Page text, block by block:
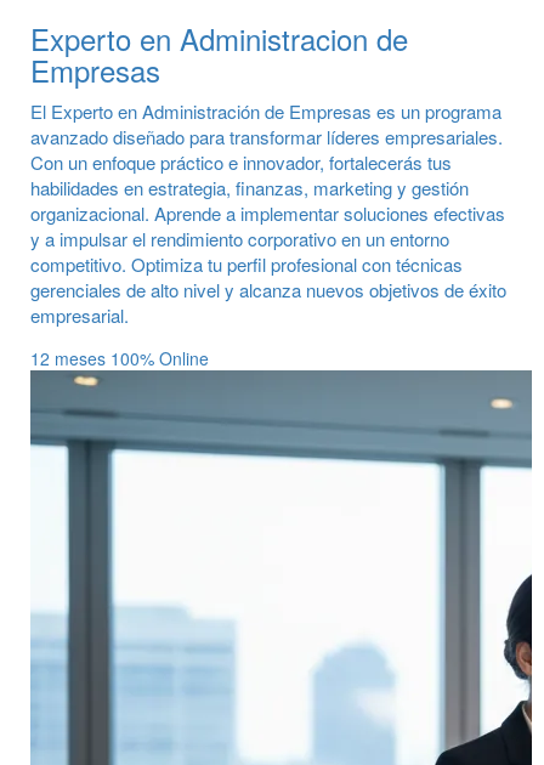
Experto en Administracion de
Empresas
El Experto en Administración de Empresas es un programa
avanzado diseñado para transformar líderes empresariales.
Con un enfoque práctico e innovador, fortalecerás tus
habilidades en estrategia, finanzas, marketing y gestión
organizacional. Aprende a implementar soluciones efectivas
y a impulsar el rendimiento corporativo en un entorno
competitivo. Optimiza tu perfil profesional con técnicas
gerenciales de alto nivel y alcanza nuevos objetivos de éxito
empresarial.
12 meses 100% Online